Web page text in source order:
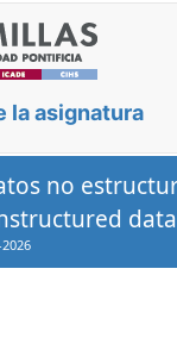
la asignatura
no
data